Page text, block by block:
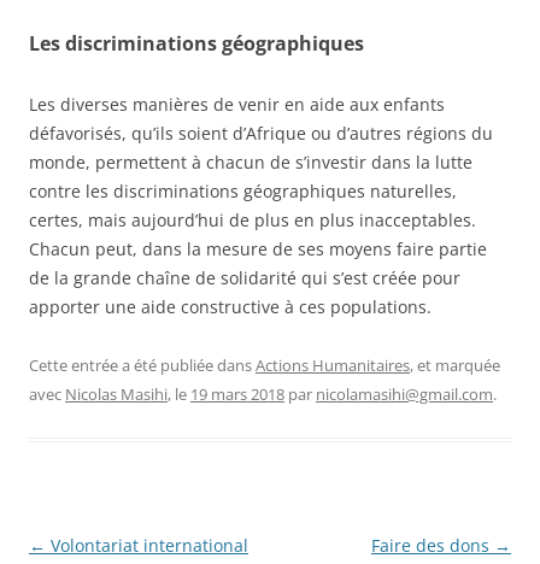
Les discriminations géographiques
Les diverses manières de venir en aide aux enfants
défavorisés, qu’ils soient d’Afrique ou d’autres régions du
monde, permettent à chacun de s’investir dans la lutte
contre les discriminations géographiques naturelles,
certes, mais aujourd’hui de plus en plus inacceptables.
Chacun peut, dans la mesure de ses moyens faire partie
de la grande chaîne de solidarité qui s’est créée pour
apporter une aide constructive à ces populations.
Cette entrée a été publiée dansActions Humanitaires, et marquée
avec Nicolas Masihi, le 19 mars 2018 par nicolamasihi@gmail.com.
Navigation
← Volontariat international
Faire des dons →